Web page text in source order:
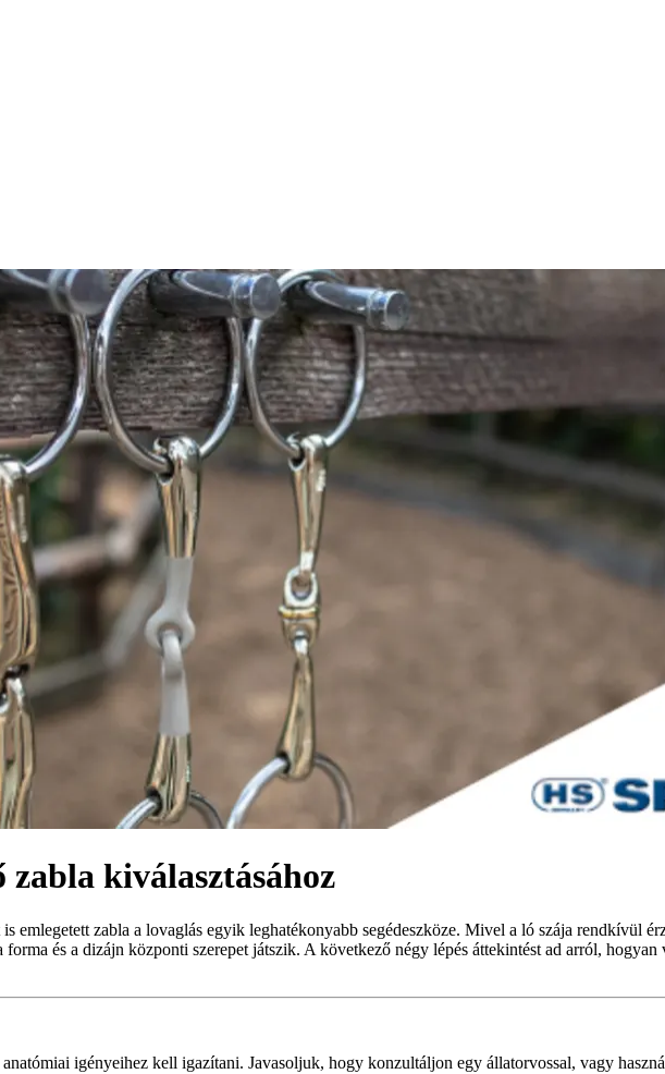
zabla kiválasztásához
emlegetett zabla a lovaglás egyik leghatékonyabb segédeszköze. Mivel a ló szája rendkívül
és a dizájn központi szerepet játszik. A következő négy lépés áttekintést ad arról,
igényeihez kell igazítani. Javasoljuk, hogy konzultáljon egy állatorvossal, vagy